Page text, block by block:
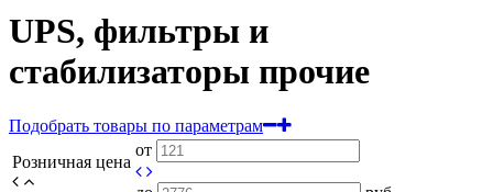
UPS, фильтры и
стабилизаторы прочие
Подобрать товары по параметрам
Розничная цена
от